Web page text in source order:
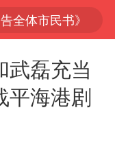
全体市民书》
“China Cool”火了，老外爱上中国避暑游
台风白海豚闭眼浙江上海处于危险半圆
香港宏福苑火灾或由烟头引起
云南一地村民过火把节意外灼伤16人
武磊充当
平海港剧